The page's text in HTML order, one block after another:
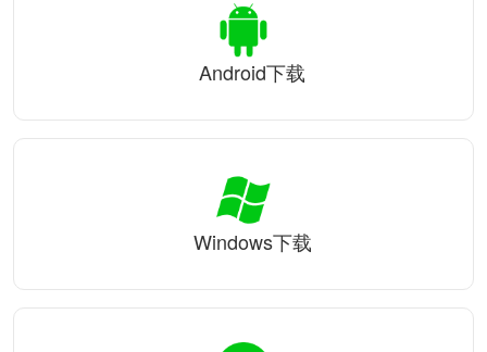
Android下载
Windows下载